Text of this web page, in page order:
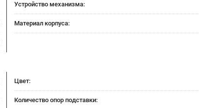
Устройство механизма:
Материал корпуса:
Цвет:
Количество опор подставки: